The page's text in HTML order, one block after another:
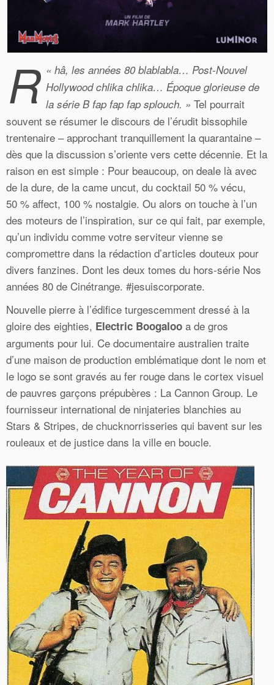
«
R
hâ, les années 80 blablabla… Post-Nouvel
Hollywood chlika chlika… Époque glorieuse de
la série B fap fap fap splouch. » Tel pourrait
souvent se résumer le discours de l’érudit bissophile
trentenaire – approchant tranquillement la quarantaine –
dès que la discussion s’oriente vers cette décennie. Et la
raison en est simple : Pour beaucoup, on deale là avec
de la dure, de la came uncut, du cocktail 50 % vécu,
50 % affect, 100 % nostalgie. Ou alors on touche à l’un
des moteurs de l’inspiration, sur ce qui fait, par exemple,
qu’un individu comme votre serviteur vienne se
compromettre dans la rédaction d’articles douteux pour
divers fanzines. Dont les deux tomes du hors-série Nos
années 80 de Cinétrange. #jesuiscorporate.
Nouvelle pierre à l’édifice turgescemment dressé à la
gloire des eighties, Electric Boogaloo a de gros
arguments pour lui. Ce documentaire australien traite
d’une maison de production emblématique dont le nom et
le logo se sont gravés au fer rouge dans le cortex visuel
de pauvres garçons prépubères : La Cannon Group. Le
fournisseur international de ninjateries blanchies au
Stars & Stripes, de chucknorrisseries qui bavent sur les
rouleaux et de justice dans la ville en boucle.